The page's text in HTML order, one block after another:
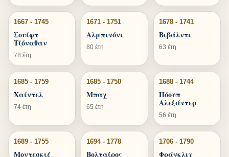
1667 - 1745
Σουίφτ
Τζόναθαν
78 έτη
1671 - 1751
Αλμπινόνι
80 έτη
1678 - 1741
Βιβάλντι
63 έτη
1685 - 1759
Χαίντελ
74 έτη
1685 - 1750
Μπαχ
65 έτη
1688 - 1744
Πόουπ
Αλεξάντερ
56 έτη
1689 - 1755
Μοντεσκιέ
1694 - 1778
Βολταίρος
1706 - 1790
Φράνκλιν